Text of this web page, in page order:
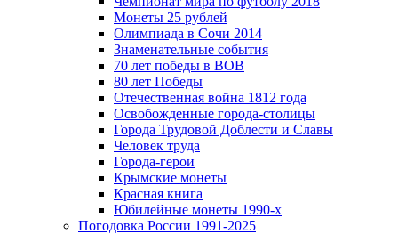
Монеты 25 рублей
Олимпиада в Сочи 2014
Знаменательные события
70 лет победы в ВОВ
80 лет Победы
Отечественная война 1812 года
Освобожденные города-столицы
Города Трудовой Доблести и Славы
Человек труда
Города-герои
Крымские монеты
Красная книга
Юбилейные монеты 1990-х
Погодовка России 1991-2025